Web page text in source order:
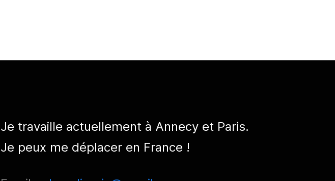
Je travaille actuellement à Annecy et Paris.
Je peux me déplacer en France !